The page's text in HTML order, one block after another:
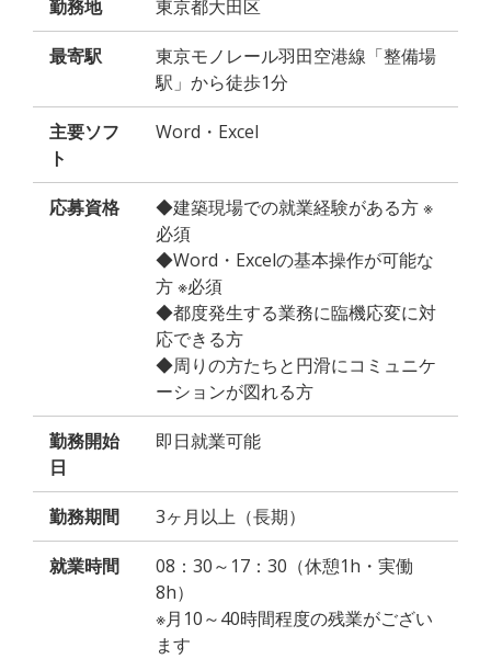
勤務地 東京都大田区
最寄駅
東京モノレール羽田空港線「整備場
駅」から徒歩1分
主要ソフ
ト
Word・Excel
応募資格
◆建築現場での就業経験がある方 ※
必須
◆Word・Excelの基本操作が可能な
方 ※必須
◆都度発生する業務に臨機応変に対
応できる方
◆周りの方たちと円滑にコミュニケ
ーションが図れる方
勤務開始
日
即日就業可能
勤務期間 3ヶ月以上（長期）
就業時間
08：30～17：30（休憩1h・実働
8h）
※月10～40時間程度の残業がござい
ます